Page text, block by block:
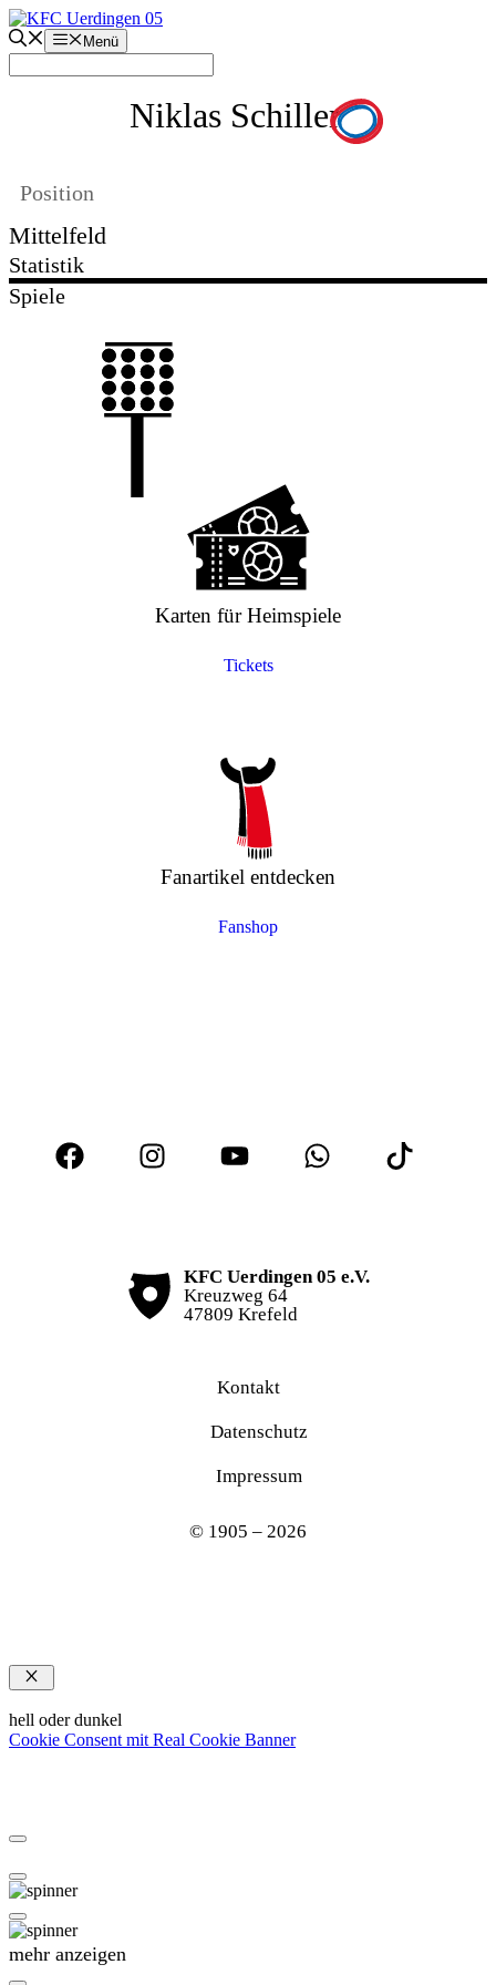
Zum
Inhalt
springen
Menü
Niklas Schiller
Position
Mittelfeld
Statistik
Spiele
Karten für Heimspiele
Tickets
Fanartikel entdecken
Fanshop
KFC Uerdingen 05 e.V.
Kreuzweg 64
47809 Krefeld
Kontakt
Datenschutz
Impressum
© 1905 – 2026
Schließen
hell oder dunkel
Cookie Consent mit Real Cookie Banner
mehr anzeigen